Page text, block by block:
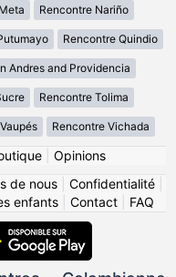
Rencontre Nariño
Rencontre Quindio
Andres and Providencia
Rencontre Tolima
Rencontre Vichada
| Opinions
de nous Confidentialité
enfants| Contact| FAQ